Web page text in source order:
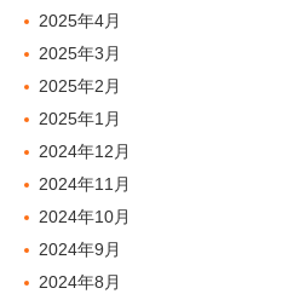
2025年4月
2025年3月
2025年2月
2025年1月
2024年12月
2024年11月
2024年10月
2024年9月
2024年8月